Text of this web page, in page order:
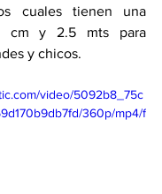
cuales tienen una
cm y 2.5 mts para
y chicos.
video/5092b8_75c
360p/mp4/f